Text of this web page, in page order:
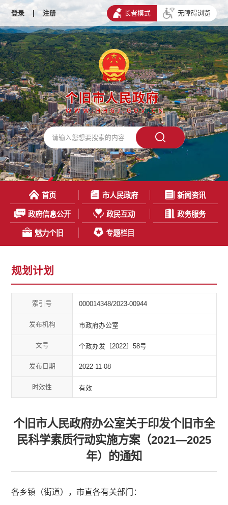
登录 | 注册 长者模式 无障碍浏览
首页 市人民政府 新闻资讯
政府信息公开 政民互动 政务服务
魅力个旧 专题栏目
规划计划
索引号 000014348/2023-00944
发布机构 市政府办公室
文号 个政办发〔2022〕58号
发布日期 2022-11-08
时效性 有效
个旧市人民政府办公室关于印发个旧市全
民科学素质行动实施方案（2021—2025
年）的通知
各乡镇（街道），市直各有关部门：